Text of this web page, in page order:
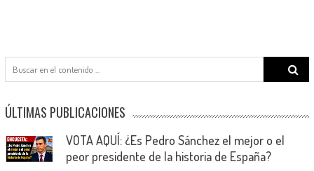
Search
for:
ÚLTIMAS PUBLICACIONES
VOTA AQUÍ: ¿Es Pedro Sánchez el mejor o el
peor presidente de la historia de España?